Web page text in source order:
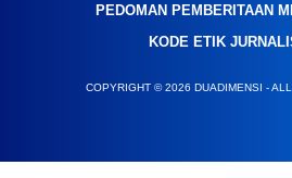
PEDOMAN PEMBERITAAN
KODE ETIK
COPYRIGHT © 2026 DUADIMENSI -